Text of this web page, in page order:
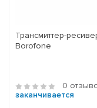
Трансмиттер-
Borofone
0
заканчивается